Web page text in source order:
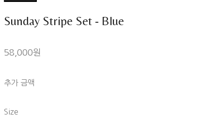
Sunday Stripe Set - Blue
58,000원
추가 금액
Size